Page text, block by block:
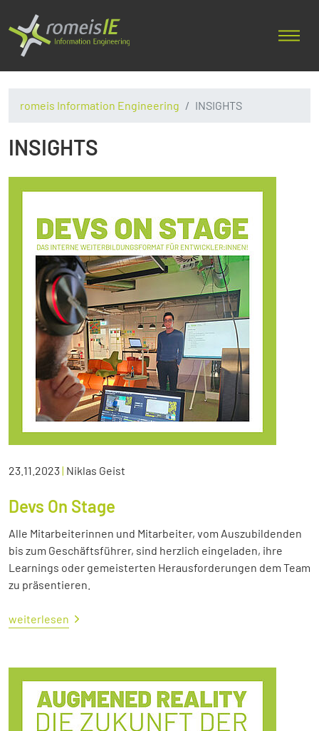
romeis Information Engineering INSIGHTS
INSIGHTS
23.11.2023| Niklas Geist
Devs On Stage
Alle Mitarbeiterinnen und Mitarbeiter, vom Auszubildenden
bis zum Geschäftsführer, sind herzlich eingeladen, ihre
Learnings oder gemeisterten Herausforderungen dem Team
zu präsentieren.
weiterlesen